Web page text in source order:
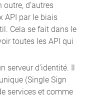
d’autres
API par le biais
Cela se fait dans le
toutes les API qui
serveur d’identité. Il
(Single Sign
services et comme